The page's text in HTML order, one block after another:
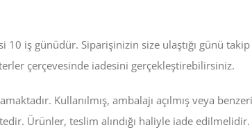
iş günüdür. Siparişinizin size ulaştığı günü
çerçevesinde iadesini gerçekleştirebilirsiniz.
Kullanılmış, ambalajı açılmış veya
Ürünler, teslim alındığı haliyle iade edilmelidir.